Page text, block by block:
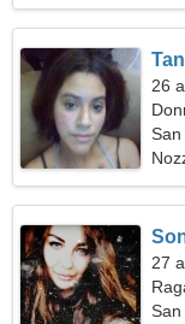
26
27